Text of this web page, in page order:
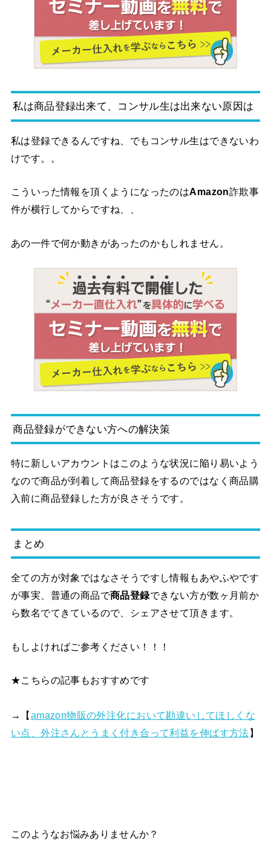
私は商品登録出来て、コンサル生は出来ない原因は
私は登録できるんですね、でもコンサル生はできないわ
けです。。
こういった情報を頂くようになったのはAmazon詐欺事
件が横行してからですね、、
あの一件で何か動きがあったのかもしれません。
商品登録ができない方への解決策
特に新しいアカウントはこのような状況に陥り易いよう
なので商品が到着して商品登録をするのではなく商品購
入前に商品登録した方が良さそうです。
まとめ
全ての方が対象ではなさそうですし情報もあやふやです
が事実、普通の商品で商品登録できない方が数ヶ月前か
ら数名でてきているので、シェアさせて頂きます。
もしよければご参考ください！！！
★こちらの記事もおすすめです
→【amazon物販の外注化において勘違いしてほしくな
い点、外注さんとうまく付き合って利益を伸ばす方法】
このようなお悩みありませんか？